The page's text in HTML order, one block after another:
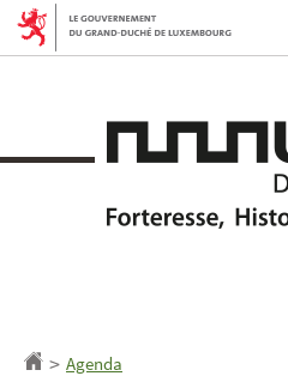
Aller
Aller
Accueil
> Agenda